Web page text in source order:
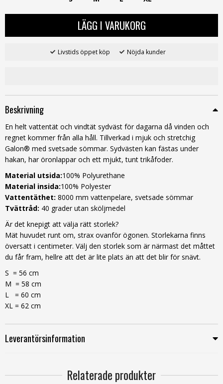
LÄGG I VARUKORG
Livstids öppet köp Nöjda kunder
Beskrivning
En helt vattentät och vindtät sydväst för dagarna då vinden och
regnet kommer från alla håll. Tillverkad i mjuk och stretchig
Galon® med svetsade sömmar. Sydvästen kan fästas under
hakan, har öronlappar och ett mjukt, tunt trikåfoder.
Material utsida:100% Polyurethane
Material insida:100% Polyester
Vattentäthet: 8000 mm vattenpelare, svetsade sömmar
Tvättråd: 40 grader utan sköljmedel
Är det knepigt att välja rätt storlek?
Mät huvudet runt om, strax ovanför ögonen. Storlekarna finns
översatt i centimeter. Välj den storlek som är närmast det måttet
du får fram, hellre att det är lite plats än att det blir för snävt.
S = 56 cm
M = 58 cm
L = 60 cm
XL = 62 cm
Leverantörsinformation
Relaterade produkter